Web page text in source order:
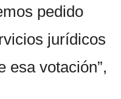
pedido
jurídicos
esa votación”,